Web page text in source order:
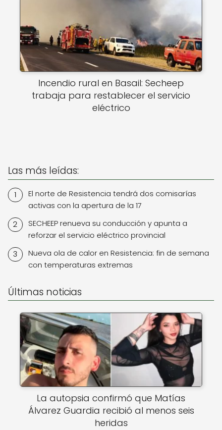
Incendio rural en Basail: Secheep
trabaja para restablecer el servicio
eléctrico
Las más leídas:
El norte de Resistencia tendrá dos comisarías
activas con la apertura de la 17
SECHEEP renueva su conducción y apunta a
reforzar el servicio eléctrico provincial
Nueva ola de calor en Resistencia: fin de semana
con temperaturas extremas
Últimas noticias
La autopsia confirmó que Matías
Álvarez Guardia recibió al menos seis
heridas